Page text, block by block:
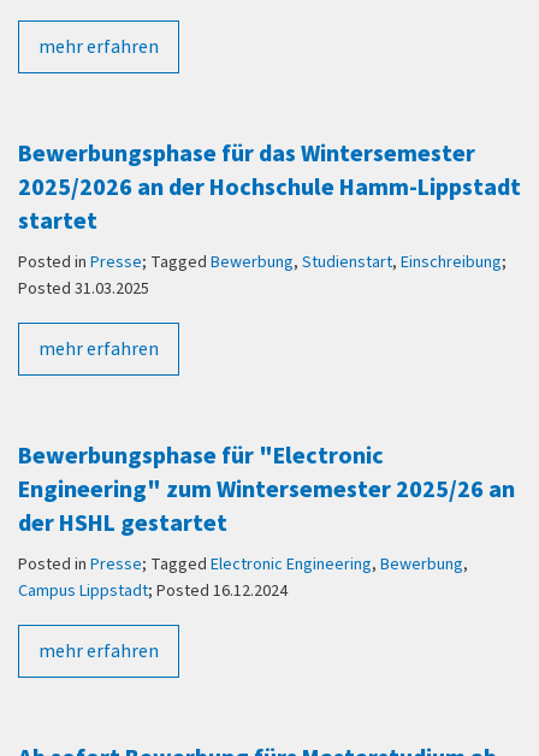
mehr erfahren
Bewerbungsphase für das Wintersemester
2025/2026 an der Hochschule Hamm-Lippstadt
startet
Posted in Presse; Tagged Bewerbung, Studienstart, Einschreibung;
Posted 31.03.2025
mehr erfahren
Bewerbungsphase für "Electronic
Engineering" zum Wintersemester 2025/26 an
der HSHL gestartet
Posted in Presse; Tagged Electronic Engineering, Bewerbung,
Campus Lippstadt; Posted 16.12.2024
mehr erfahren